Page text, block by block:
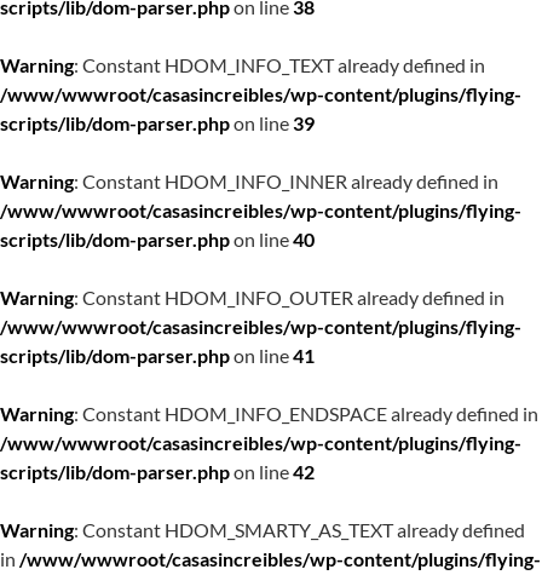
scripts/lib/dom-parser.phpon line38
Warning: Constant HDOM_INFO_TEXT already defined in
/www/wwwroot/casasincreibles/wp-content/plugins/flying-
scripts/lib/dom-parser.phpon line39
Warning: Constant HDOM_INFO_INNER already defined in
/www/wwwroot/casasincreibles/wp-content/plugins/flying-
scripts/lib/dom-parser.phpon line40
Warning: Constant HDOM_INFO_OUTER already defined in
/www/wwwroot/casasincreibles/wp-content/plugins/flying-
scripts/lib/dom-parser.phpon line41
Warning: Constant HDOM_INFO_ENDSPACE already defined in
/www/wwwroot/casasincreibles/wp-content/plugins/flying-
scripts/lib/dom-parser.phpon line42
Warning: Constant HDOM_SMARTY_AS_TEXT already defined
in /www/wwwroot/casasincreibles/wp-content/plugins/flying-